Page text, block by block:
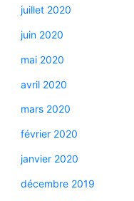
juillet 2020
juin 2020
mai 2020
avril 2020
mars 2020
février 2020
janvier 2020
décembre 2019